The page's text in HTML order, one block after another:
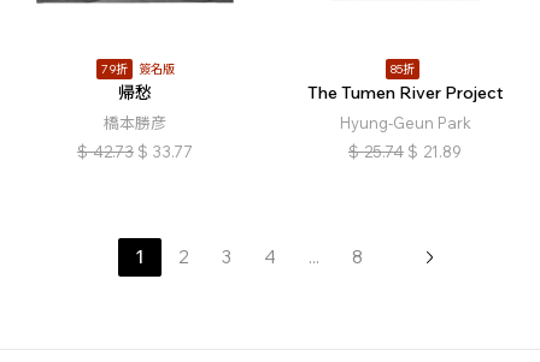
79折 簽名版
帰愁
橋本勝彦
$ 42.73 $ 33.77
85折
The Tumen River Project
Hyung-Geun Park
$ 25.74 $ 21.89
1 2 3 4 ... 8